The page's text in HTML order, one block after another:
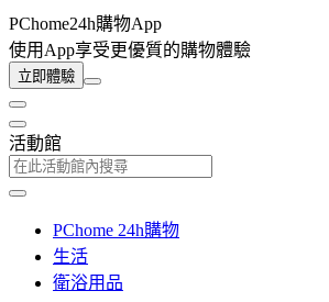
PChome24h購物App
使用App享受更優質的購物體驗
立即體驗
活動館
PChome 24h購物
生活
衛浴用品